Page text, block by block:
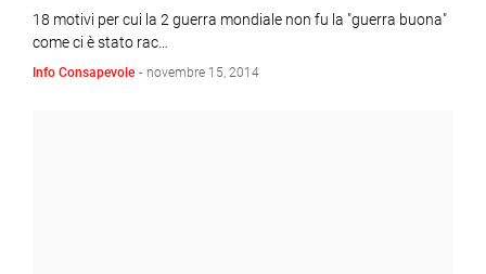
18 motivi per cui la 2 guerra mondiale non fu la "guerra buona"
come ci è stato rac…
Info Consapevole - novembre 15, 2014